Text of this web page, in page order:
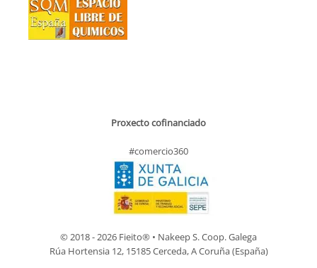
Proxecto cofinanciado
#comercio360
© 2018 - 2026 Fieito® • Nakeep S. Coop. Galega
Rúa Hortensia 12, 15185 Cerceda, A Coruña (España)